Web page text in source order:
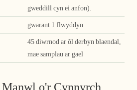
gweddill cyn ei anfon).
gwarant 1 flwyddyn
45 diwrnod ar ôl derbyn blaendal,
mae samplau ar gael
o'r Cynnyrch